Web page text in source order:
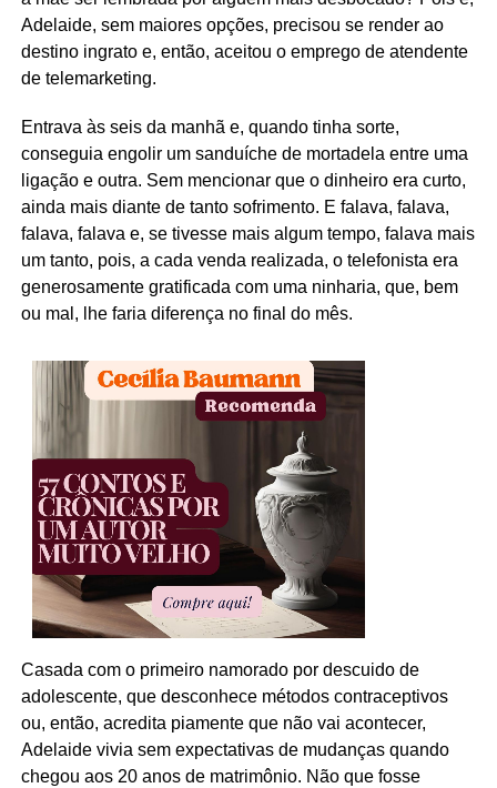
Adelaide, sem maiores opções, precisou se render ao
destino ingrato e, então, aceitou o emprego de atendente
de telemarketing.
Entrava às seis da manhã e, quando tinha sorte,
conseguia engolir um sanduíche de mortadela entre uma
ligação e outra. Sem mencionar que o dinheiro era curto,
ainda mais diante de tanto sofrimento. E falava, falava,
falava, falava e, se tivesse mais algum tempo, falava mais
um tanto, pois, a cada venda realizada, o telefonista era
generosamente gratificada com uma ninharia, que, bem
ou mal, lhe faria diferença no final do mês.
Casada com o primeiro namorado por descuido de
adolescente, que desconhece métodos contraceptivos
ou, então, acredita piamente que não vai acontecer,
Adelaide vivia sem expectativas de mudanças quando
chegou aos 20 anos de matrimônio. Não que fosse